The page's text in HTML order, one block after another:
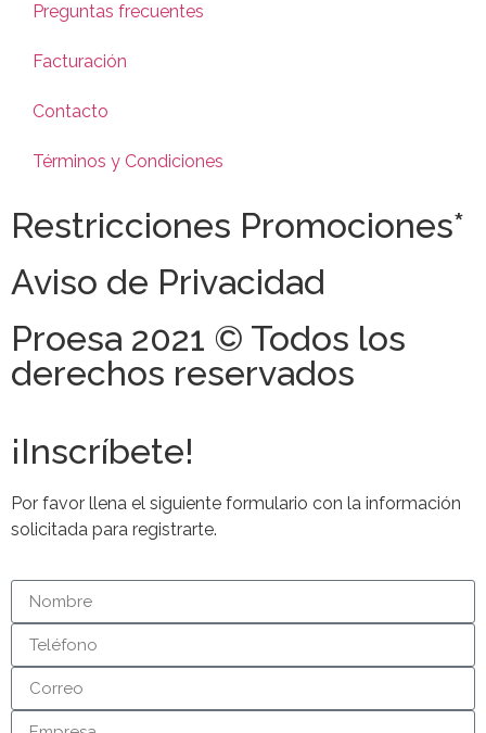
Preguntas frecuentes
Facturación
Contacto
Términos y Condiciones
Restricciones Promociones*
Aviso de Privacidad
Proesa 2021 © Todos los
derechos reservados
¡Inscríbete!
Por favor llena el siguiente formulario con la información
solicitada para registrarte.